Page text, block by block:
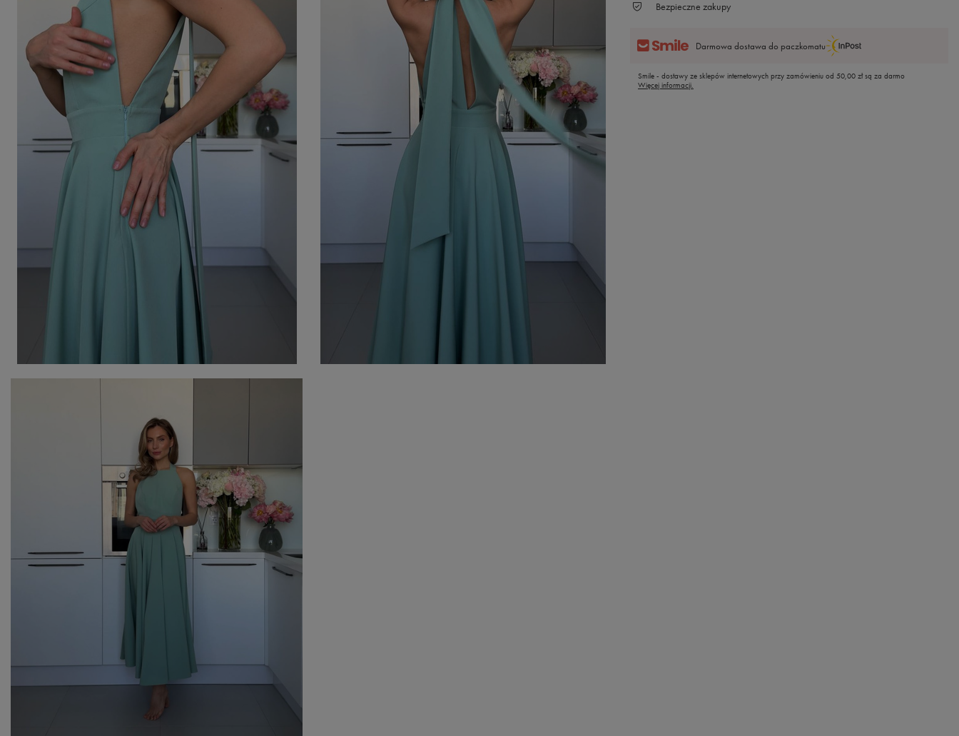
Bezpieczne zakupy
Darmowa dostawa do paczkomatu
Smile - dostawy ze sklepów internetowych przy zamówieniu od 50,00 złsą za darmo
Więcej informacji.